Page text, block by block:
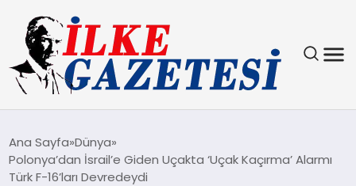
TEKNOLOJI
Ana Sayfa Dünya
Polonya’dan İsrail’e Giden Uçakta ‘Uçak Kaçırma’ Alarmı
Türk F-16’ları Devredeydi